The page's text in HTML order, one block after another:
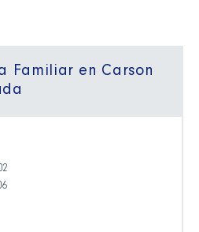
Familiar en Carson